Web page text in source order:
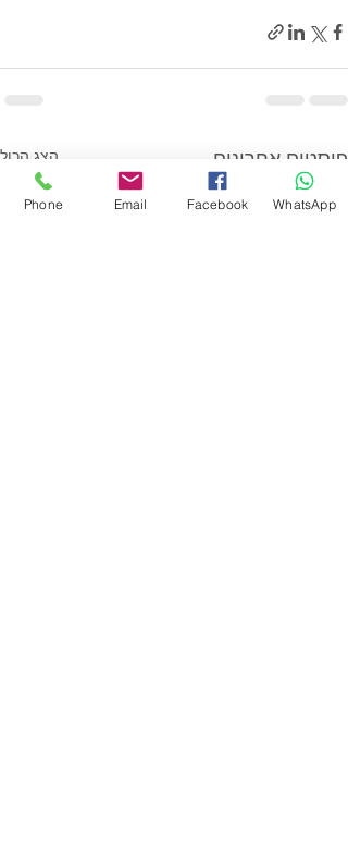
פוסטים אחרונים הצג הכול
Phone Email Facebook WhatsApp